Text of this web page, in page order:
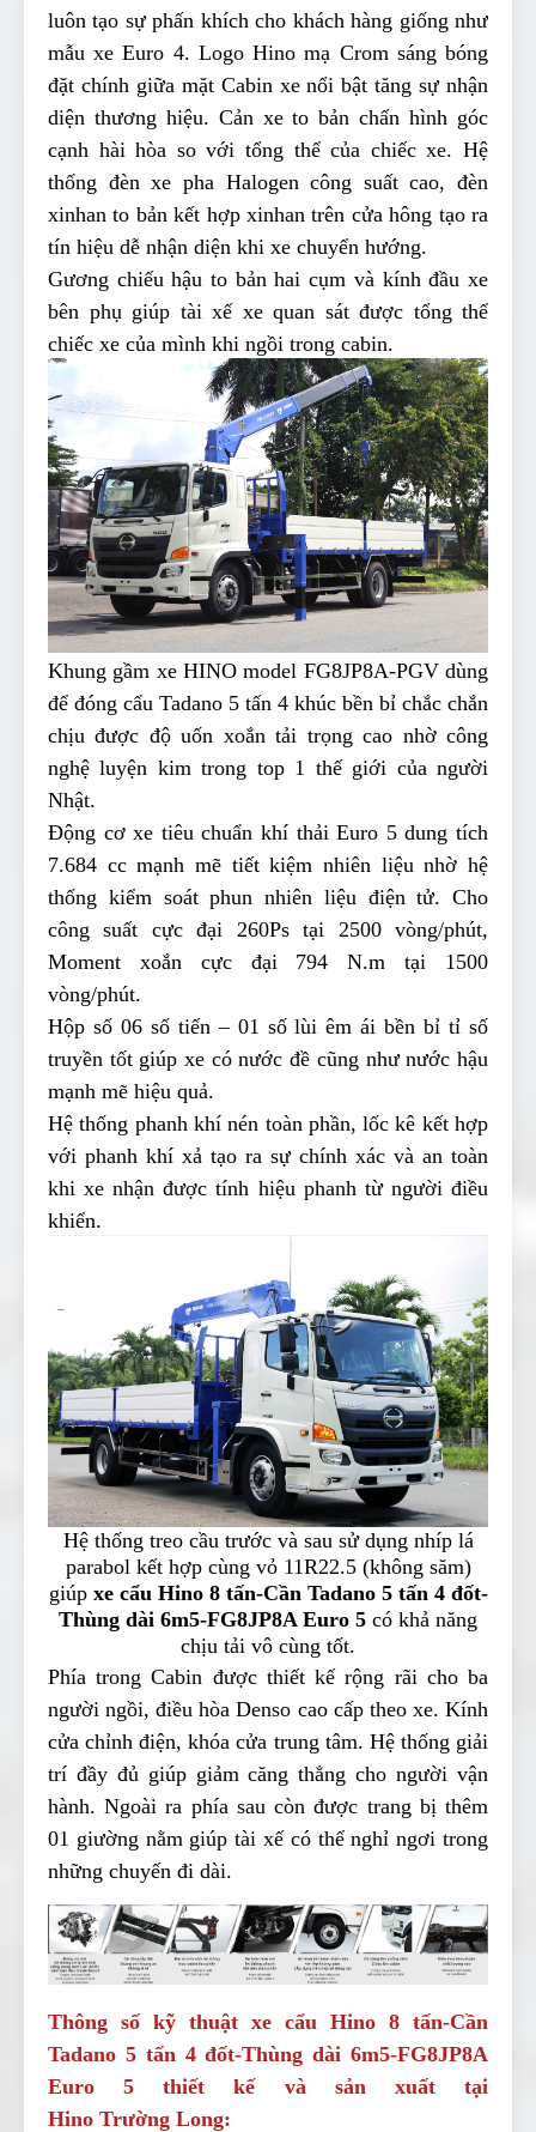
luôn tạo sự phấn khích cho khách hàng giống như
mẫu xe Euro 4. Logo Hino mạ Crom sáng bóng
đặt chính giữa mặt Cabin xe nổi bật tăng sự nhận
diện thương hiệu. Cản xe to bản chấn hình góc
cạnh hài hòa so với tổng thể của chiếc xe. Hệ
thống đèn xe pha Halogen công suất cao, đèn
xinhan to bản kết hợp xinhan trên cửa hông tạo ra
tín hiệu dễ nhận diện khi xe chuyển hướng.
Gương chiếu hậu to bản hai cụm và kính đầu xe
bên phụ giúp tài xế xe quan sát được tổng thể
chiếc xe của mình khi ngồi trong cabin.
Khung gầm xe HINO model FG8JP8A-PGV dùng
để đóng cẩu Tadano 5 tấn 4 khúc bền bỉ chắc chắn
chịu được độ uốn xoắn tải trọng cao nhờ công
nghệ luyện kim trong top 1 thế giới của người
Nhật.
Động cơ xe tiêu chuẩn khí thải Euro 5 dung tích
7.684 cc mạnh mẽ tiết kiệm nhiên liệu nhờ hệ
thống kiểm soát phun nhiên liệu điện tử. Cho
công suất cực đại 260Ps tại 2500 vòng/phút,
Moment xoắn cực đại 794 N.m tại 1500
vòng/phút.
Hộp số 06 số tiến – 01 số lùi êm ái bền bỉ tỉ số
truyền tốt giúp xe có nước đề cũng như nước hậu
mạnh mẽ hiệu quả.
Hệ thống phanh khí nén toàn phần, lốc kê kết hợp
với phanh khí xả tạo ra sự chính xác và an toàn
khi xe nhận được tính hiệu phanh từ người điều
khiển.
Hệ thống treo cầu trước và sau sử dụng nhíp lá
parabol kết hợp cùng vỏ 11R22.5 (không săm)
giúp xe cẩu Hino 8 tấn-Cần Tadano 5 tấn 4 đốt-
Thùng dài 6m5-FG8JP8A Euro 5 có khả năng
chịu tải vô cùng tốt.
Phía trong Cabin được thiết kế rộng rãi cho ba
người ngồi, điều hòa Denso cao cấp theo xe. Kính
cửa chỉnh điện, khóa cửa trung tâm. Hệ thống giải
trí đầy đủ giúp giảm căng thẳng cho người vận
hành. Ngoài ra phía sau còn được trang bị thêm
01 giường nằm giúp tài xế có thể nghỉ ngơi trong
những chuyến đi dài.
Thông số kỹ thuật xe cẩu Hino 8 tấn-Cần
Tadano 5 tấn 4 đốt-Thùng dài 6m5-FG8JP8A
Euro 5 thiết kế và sản xuất tại
Hino Trường Long: